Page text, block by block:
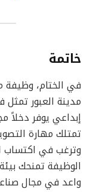
خاتمة
في الختام،
مدينة العبور
إبداعي يوفر دخلاً
تمتلك مهارة
وترغب في اكتساب
الوظيفة تمنحك
واعد في مجال